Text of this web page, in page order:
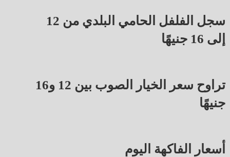
سجل الفلفل الحامي البلدي من 12
إلى 16 جنيهًا
تراوح سعر الخيار الصوب بين 12 و16
جنيهًا
أسعار الفاكهة اليوم